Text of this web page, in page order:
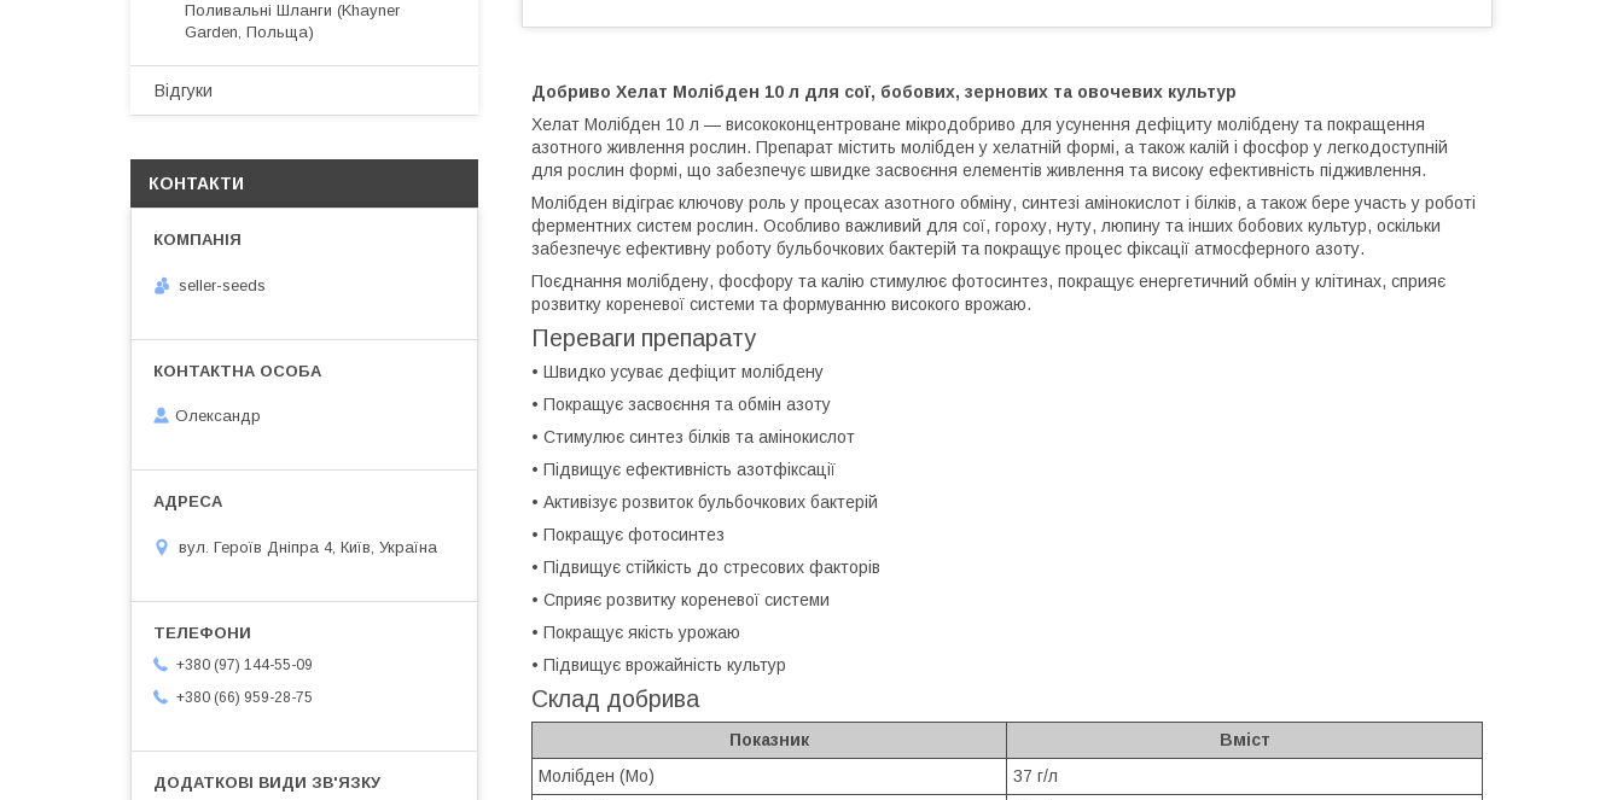
Добриво Хелат Молібден 10 л для сої, бобових, зернових та овочевих культур
Хелат Молібден 10 л — висококонцентроване мікродобриво для усунення дефіциту молібдену та покращення
азотного живлення рослин. Препарат містить молібден у хелатній формі, а також калій і фосфор у легкодоступній
для рослин формі, що забезпечує швидке засвоєння елементів живлення та високу ефективність підживлення.
Молібден відіграє ключову роль у процесах азотного обміну, синтезі амінокислот і білків, а також бере участь у роботі
ферментних систем рослин. Особливо важливий для сої, гороху, нуту, люпину та інших бобових культур, оскільки
забезпечує ефективну роботу бульбочкових бактерій та покращує процес фіксації атмосферного азоту.
Поєднання молібдену, фосфору та калію стимулює фотосинтез, покращує енергетичний обмін у клітинах, сприяє
розвитку кореневої системи та формуванню високого врожаю.
Переваги препарату
• Швидко усуває дефіцит молібдену
• Покращує засвоєння та обмін азоту
• Стимулює синтез білків та амінокислот
• Підвищує ефективність азотфіксації
• Активізує розвиток бульбочкових бактерій
• Покращує фотосинтез
• Підвищує стійкість до стресових факторів
• Сприяє розвитку кореневої системи
• Покращує якість урожаю
• Підвищує врожайність культур
Склад добрива
Показник
Вміст
Молібден (Mo)
37 г/л
Поливальні Шланги (Khayner
Garden, Польща)
Відгуки
КОНТАКТИ
seller-seeds
Олександр
вул. Героїв Дніпра 4, Київ, Україна
+380 (97) 144-55-09
+380 (66) 959-28-75